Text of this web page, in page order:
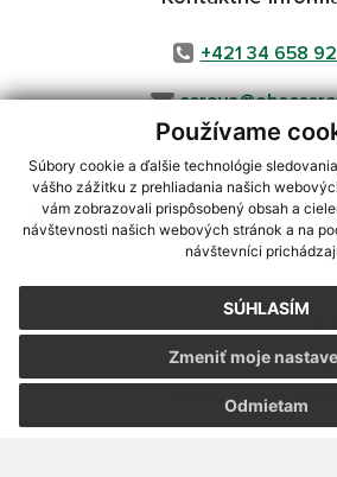
Používame
Súbory cookie a ďalšie technológie
vášho zážitku z prehliadania našich
vám zobrazovali prispôsobený obsah a
návštevnosti našich webových stránok a na
návštevníci
SÚHLASÍM
Odmietam
Zmeniť moje
+421 34 658 92
využite možnosť získavania aktuálnych
CMS systém (redakčný) systém ECHELON 2,
webex.digital, s.r.o.,domény
Posledná aktualizácia:
Vytlačiť stránku|Vyhlásenie o